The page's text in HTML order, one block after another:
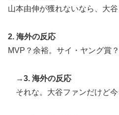
山本由伸が獲れないなら、大
2. 海外の反応
MVP？余裕。サイ・ヤング賞
→3. 海外の反応
それな。大谷ファンだけど